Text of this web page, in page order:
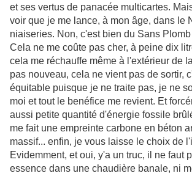
et ses vertus de panacée multicartes.
voir que je me lance, à mon âge, dans le
niaiseries. Non, c'est bien du Sans
Cela ne me coûte pas cher, à peine dix
cela me réchauffe même à l'extérieur de
pas nouveau, cela ne vient pas de sortir,
équitable puisque je ne traite pas, je ne
moi et tout le benéfice me revient. Et
aussi petite quantité d'énergie fossile
me fait une empreinte carbone en béton
massif... enfin, je vous laisse le choix de
Evidemment, et oui, y'a un truc, il ne faut
essence dans une chaudière banale, ni